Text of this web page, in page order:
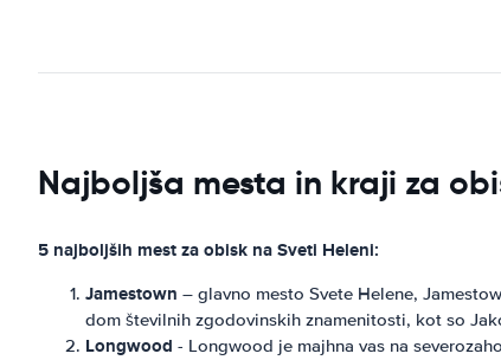
Najboljša mesta in kraji za
5 najboljših mest za obisk na Sveti Heleni:
Jamestown – glavno mesto Svete Helene,
dom številnih zgodovinskih znamenitosti, kot so
Longwood - Longwood je majhna vas na